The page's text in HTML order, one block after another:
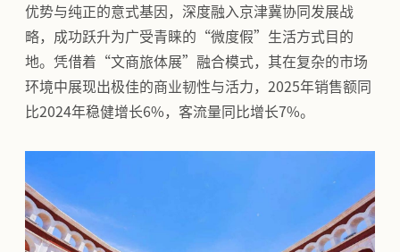
优势与纯正的意式基因，深度融入京津冀协同发展战
略，成功跃升为广受青睐的“微度假”生活方式目的
地。凭借着“文商旅体展”融合模式，其在复杂的市场
环境中展现出极佳的商业韧性与活力，2025年销售额同
比2024年稳健增长6%，客流量同比增长7%。